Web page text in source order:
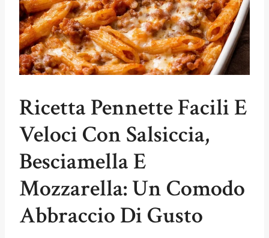
Ricetta Pennette Facili E
Veloci Con Salsiccia,
Besciamella E
Mozzarella: Un Comodo
Abbraccio Di Gusto